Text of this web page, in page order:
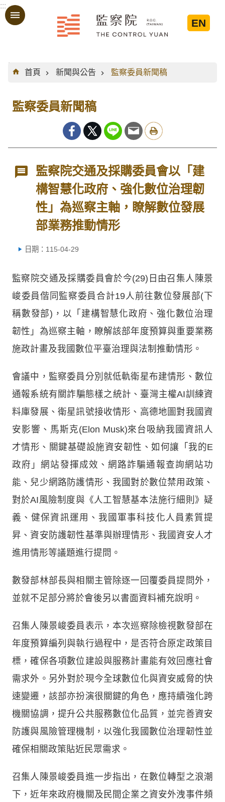
跳到主要內容區塊
:::
EN
:::
首頁
新聞與公告 監察委員新聞稿
監察委員新聞稿
監察院交通及採購委員會以「建
構智慧化政府、強化數位治理韌
性」為巡察主軸，瞭解數位發展
部業務推動情形
日期：115-04-29
監察院交通及採購委員會於今(29)日由召集人陳景
峻委員偕同監察委員合計19人前往數位發展部(下
稱數發部)，以「建構智慧化政府、強化數位治理
韌性」為巡察主軸，瞭解該部年度預算與重要業務
施政計畫及我國數位平臺治理與法制推動情形。
會議中，監察委員分別就低軌衛星布建情形、數位
通報系統有關詐騙態樣之統計、臺灣主權AI訓練資
料庫發展、衛星訊號接收情形、高德地圖對我國資
安影響、馬斯克(Elon Musk)來台吸納我國資訊人
才情形、關鍵基礎設施資安韌性、如何讓「我的E
政府」網站發揮成效、網路詐騙通報查詢網站功
能、兒少網路防護情形、我國對於數位禁用政策、
對於AI風險制度與《人工智慧基本法施行細則》疑
義、健保資訊運用、我國軍事科技化人員素質提
昇、資安防護韌性基準與辦理情形、我國資安人才
進用情形等議題進行提問。
數發部林部長與相關主管除逐一回覆委員提問外，
並就不足部分將於會後另以書面資料補充說明。
召集人陳景峻委員表示，本次巡察除檢視數發部在
年度預算編列與執行過程中，是否符合原定政策目
標，確保各項數位建設與服務計畫能有效回應社會
需求外。另外對於現今全球數位化與資安威脅的快
速變遷，該部亦扮演很關鍵的角色，應持續強化跨
機關協調，提升公共服務數位化品質，並完善資安
防護與風險管理機制，以強化我國數位治理韌性並
確保相關政策貼近民眾需求。
召集人陳景峻委員進一步指出，在數位轉型之浪潮
下，近年來政府機關及民間企業之資安外洩事件頻